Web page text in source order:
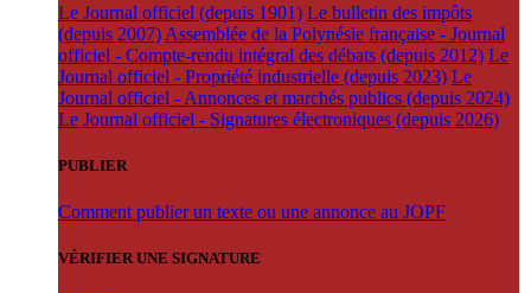
Le Journal officiel (depuis 1901) Le bulletin des impôts
(depuis 2007) Assemblée de la Polynésie française - Journal
officiel - Compte-rendu intégral des débats (depuis 2012) Le
Journal officiel - Propriété industrielle (depuis 2023) Le
Journal officiel - Annonces et marchés publics (depuis 2024)
Le Journal officiel - Signatures électroniques (depuis 2026)
PUBLIER
Comment publier un texte ou une annonce au JOPF
VÉRIFIER UNE SIGNATURE